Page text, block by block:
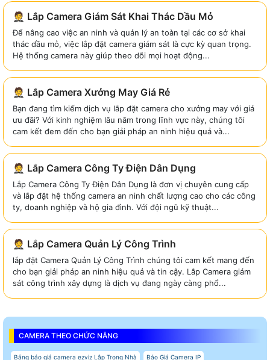
🤵 Lắp Camera Giám Sát Khai Thác Dầu Mỏ
Để nâng cao việc an ninh và quản lý an toàn tại các cơ sở khai
thác dầu mỏ, việc lắp đặt camera giám sát là cực kỳ quan trọng.
Hệ thống camera này giúp theo dõi mọi hoạt động...
🤵 Lắp Camera Xưởng May Giá Rẻ
Bạn đang tìm kiếm dịch vụ lắp đặt camera cho xưởng may với giá
ưu đãi? Với kinh nghiệm lâu năm trong lĩnh vực này, chúng tôi
cam kết đem đến cho bạn giải pháp an ninh hiệu quả và...
🤵 Lắp Camera Công Ty Điện Dân Dụng
Lắp Camera Công Ty Điện Dân Dụng là đơn vị chuyên cung cấp
và lắp đặt hệ thống camera an ninh chất lượng cao cho các công
ty, doanh nghiệp và hộ gia đình. Với đội ngũ kỹ thuật...
🤵 Lắp Camera Quản Lý Công Trình
lắp đặt Camera Quản Lý Công Trình chúng tôi cam kết mang đến
cho bạn giải pháp an ninh hiệu quả và tin cậy. Lắp Camera giám
sát công trình xây dựng là dịch vụ đang ngày càng phổ...
CAMERA THEO CHỨC NĂNG
Bảng báo giá camera ezviz Lắp Trong Nhà Báo Giá Camera IP